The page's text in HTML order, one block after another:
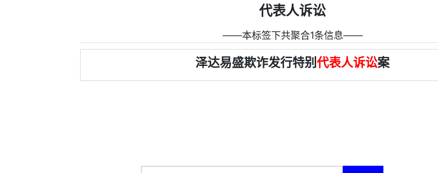
代表人诉讼
――本标签下共聚合1条信息――
泽达易盛欺诈发行特别代表人诉讼案